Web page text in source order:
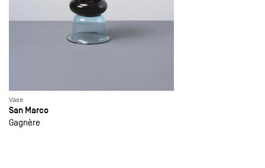
Vase
San Marco
Gagnère